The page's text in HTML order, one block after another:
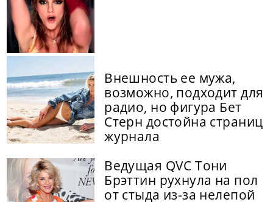
Внешность ее мужа,
возможно, подходит для
радио, но фигура Бет
Стерн достойна страниц
журнала
Ведущая QVC Тони
Брэттин рухнула на пол
от стыда из-за нелепой